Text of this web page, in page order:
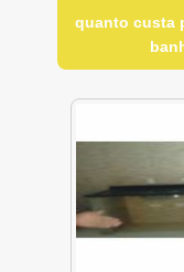
quanto custa